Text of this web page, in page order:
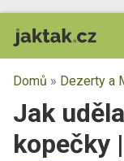
Domů » Dezerty a
Jak
kopečky